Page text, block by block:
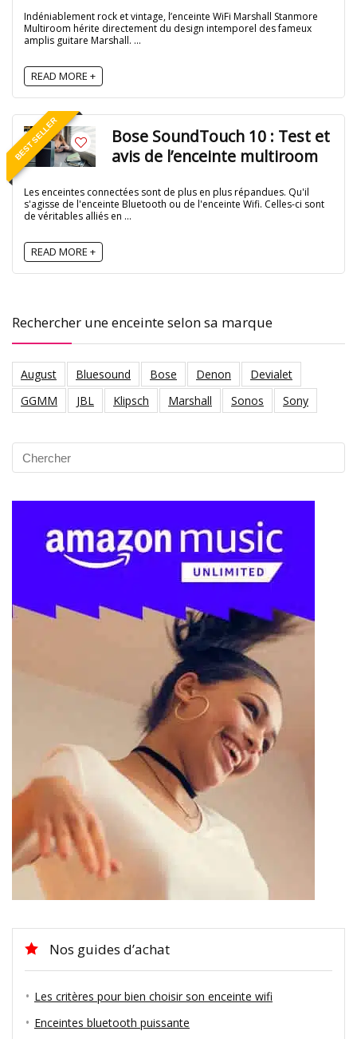
Indéniablement rock et vintage, l’enceinte WiFi Marshall Stanmore
Multiroom hérite directement du design intemporel des fameux
amplis guitare Marshall. ...
READ MORE +
BEST SELLER
Bose SoundTouch 10 : Test et
avis de l’enceinte multiroom
Les enceintes connectées sont de plus en plus répandues. Qu'il
s'agisse de l'enceinte Bluetooth ou de l'enceinte Wifi. Celles-ci sont
de véritables alliés en ...
READ MORE +
Rechercher une enceinte selon sa marque
August Bluesound Bose Denon
Devialet
GGMM
JBL Klipsch Marshall Sonos Sony
Nos guides d’achat
Les critères pour bien choisir son enceinte wifi
Enceintes bluetooth puissante